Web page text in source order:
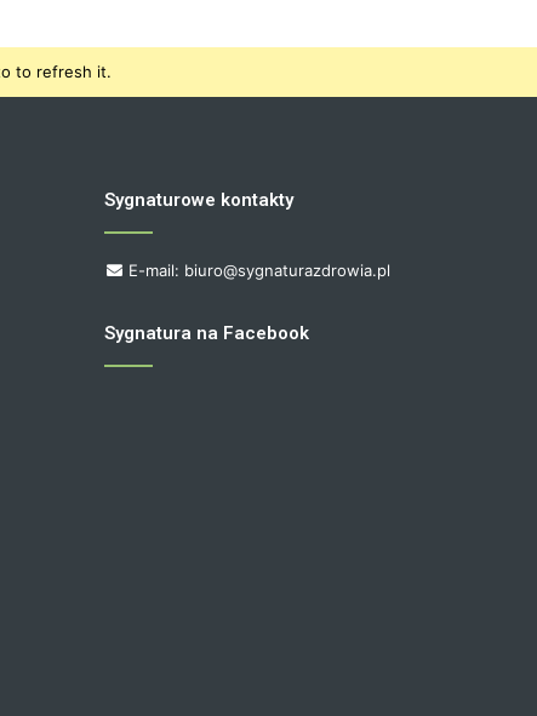
to refresh it.
Sygnaturowe kontakty
E-mail: biuro@sygnaturazdrowia.pl
Sygnatura na Facebook